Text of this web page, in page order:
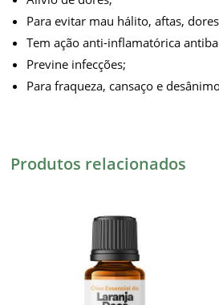
Para evitar mau hálito, aftas,
Tem ação anti-inflamatórica
Previne infecções;
Para fraqueza, cansaço e
Produtos relacionados